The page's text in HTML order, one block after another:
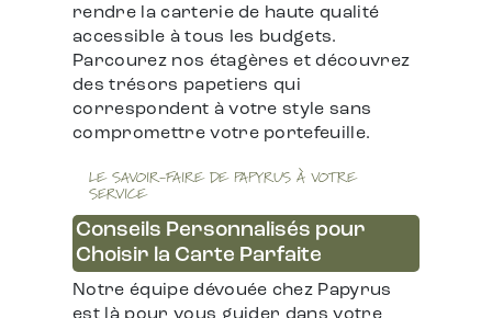
rendre la carterie de haute qualité
accessible à tous les budgets.
Parcourez nos étagères et découvrez
des trésors papetiers qui
correspondent à votre style sans
compromettre votre portefeuille.
LE SAVOIR-FAIRE DE PAPYRUS À VOTRE
SERVICE
Conseils Personnalisés pour
Choisir la Carte Parfaite
Notre équipe dévouée chez Papyrus